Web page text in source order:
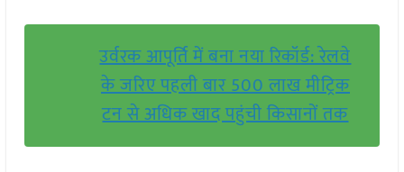
उर्वरक आपूर्ति में बना नया रिकॉर्ड: रेलवे
के जरिए पहली बार 500 लाख मीट्रिक
टन से अधिक खाद पहुंची किसानों तक